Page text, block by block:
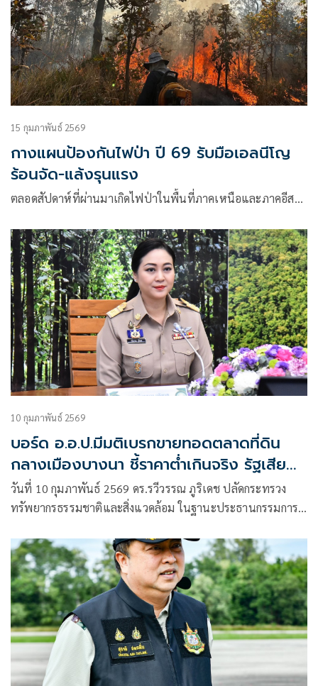
15 กุมภาพันธ์ 2569
กางแผนป้องกันไฟป่า ปี 69 รับมือเอลนีโญ
ร้อนจัด-แล้งรุนแรง
ตลอดสัปดาห์ที่ผ่านมาเกิดไฟป่าในพื้นที่ภาคเหนือและภาคอีส…
10 กุมภาพันธ์ 2569
บอร์ด อ.อ.ป.มีมติเบรกขายทอดตลาดที่ดิน
กลางเมืองบางนา ชี้ราคาต่ำเกินจริง รัฐเสีย
ประโยชน์ สั่งประเมินราคาใหม่เทียบกรมบังคับ
คดี ตั้งกรรมการเจรจาประนอมหนี้ 1,166 ล้าน
วันที่ 10 กุมภาพันธ์ 2569 ดร.รวีวรรณ ภูริเดช ปลัดกระทรวง
ทรัพยากรธรรมชาติและสิ่งแวดล้อม ในฐานะประธานกรรมการ
หลังการตรวจราชการ อ.อ.ป. ว่า วันนี้ได้มีการประชุมคณะ
กรรมการของ อ.อ.ป. นัดพิเศษ เนื่องจากได้รับรายงานประเด็น
เร่งด่วนเกี่ยวกับปัญหาการล้มละลายของ บริษัท ไม้อัดไทย จำกัด